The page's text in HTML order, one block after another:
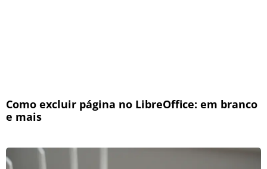
Como excluir página no LibreOffice: em branco
e mais